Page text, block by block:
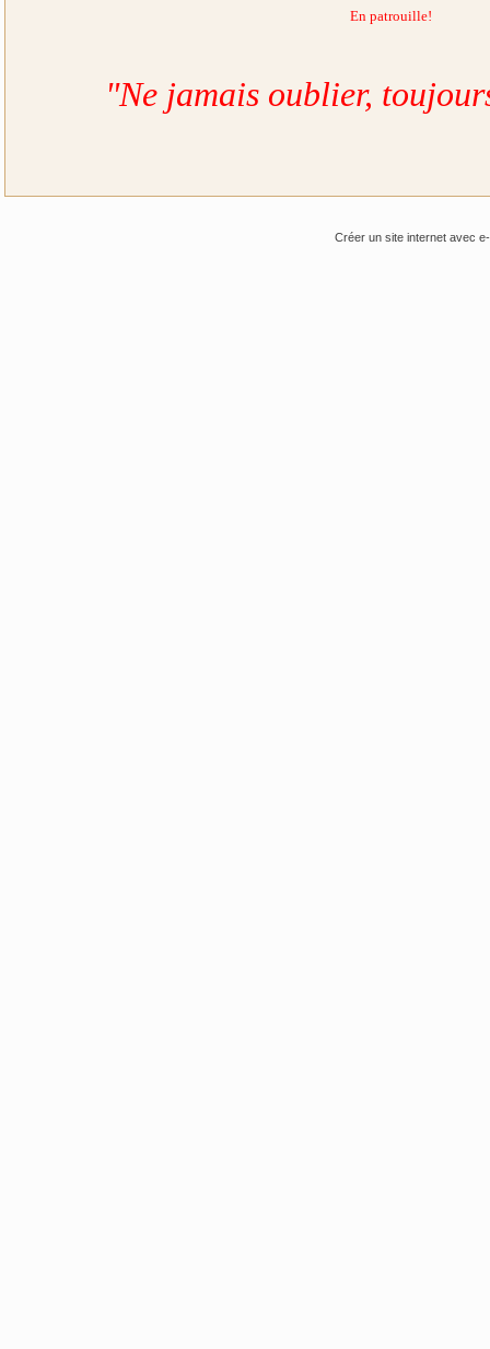
En patrouille!
"Ne jamais oublier,
Créer un site internet avec